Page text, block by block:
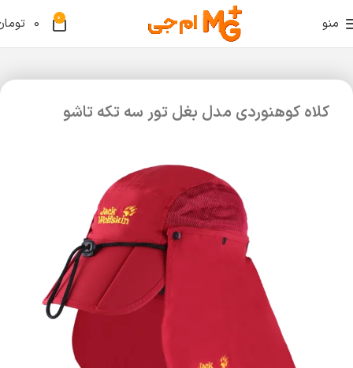
منو 0
0
کلاه کوهنوردی مدل بغل تور سه تکه تاشو